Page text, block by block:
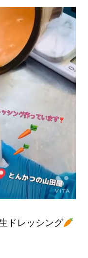
ドレッシング